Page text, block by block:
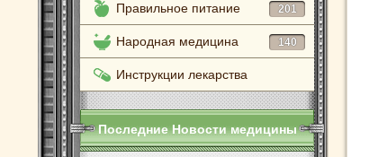
Правильное питание 201
Народная медицина 140
Инструкции лекарства
Последние Новости медицины